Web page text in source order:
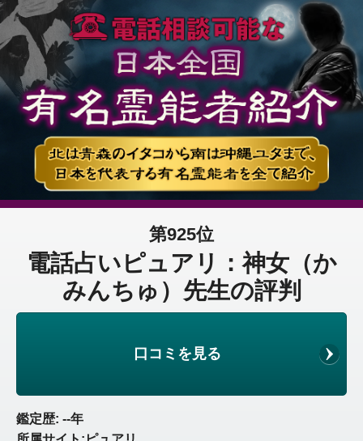
第925位
電話占いピュアリ：神女（か
みんちゅ）先生の評判
口コミを見る
鑑定歴: --年